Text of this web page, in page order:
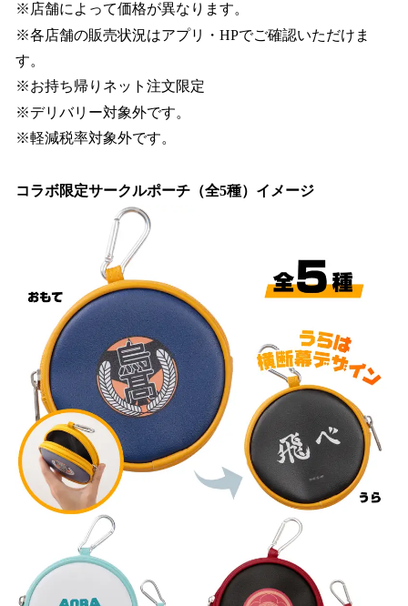
※店舗によって価格が異なります。
※各店舗の販売状況はアプリ・HPでご確認いただけま
す。
※お持ち帰りネット注文限定
※デリバリー対象外です。
※軽減税率対象外です。
コラボ限定サークルポーチ（全5種）イメージ